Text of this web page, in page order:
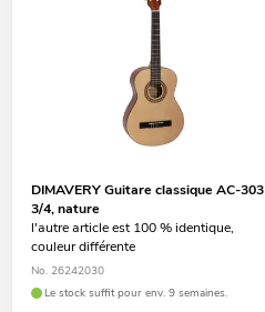
DIMAVERY Guitare classique AC-303
3/4, nature
l'autre article est 100 % identique,
couleur différente
No. 26242030
Le stock suffit pour env. 9 semaines.